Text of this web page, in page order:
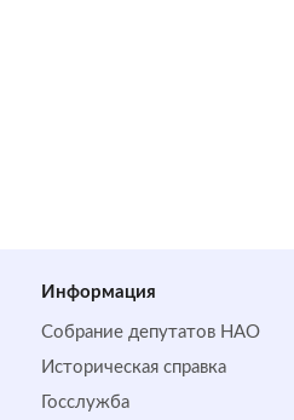
Информация
Собрание депутатов НАО
Историческая справка
Госслужба